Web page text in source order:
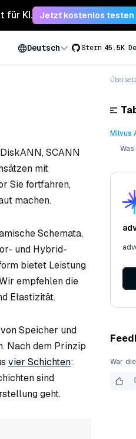
für KI. Jetzt kostenlos
Deutsch Stern 45.5K
SCANN
mit
Sie fortfahren,
machen.
Schemata,
und Hybrid-
bietet Leistung
empfehlen die
Elastizität.
Speicher und
Nach dem Prinzip
vier Schichten:
sind
geht.
Milvus
War